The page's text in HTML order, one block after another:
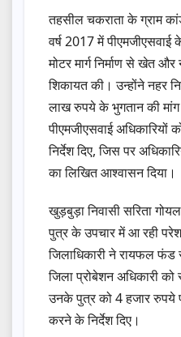
तहसील चकराता के ग्राम
वर्ष 2017 में
मोटर मार्ग निर्माण से खेत
शिकायत की। उन्होंने नहर
लाख रुपये के भुगतान की
पीएमजीएसवाई
निर्देश दिए, जिस पर
का लिखित आश्वासन दिया।
खुड़बुड़ा निवासी सरिता
पुत्र के उपचार में आ रही
जिलाधिकारी ने रायफल
जिला प्रोबेशन अधिकारी
उनके पुत्र को 4 हजार रुपये
करने के निर्देश दिए।